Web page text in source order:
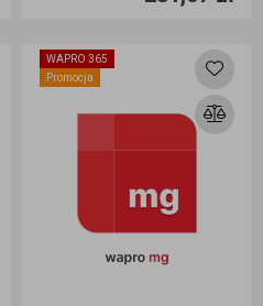
WAPRO 365
Promocja